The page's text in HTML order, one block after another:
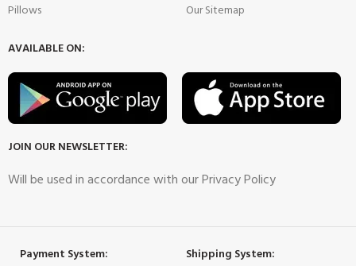
Pillows
Our Sitemap
AVAILABLE ON:
JOIN OUR NEWSLETTER:
Will be used in accordance with our Privacy Policy
Payment System: Shipping System: